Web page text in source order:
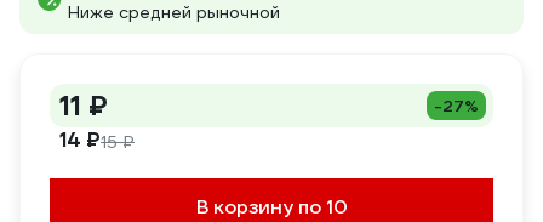
Ниже средней рыночной
11 ₽ -27%
14 ₽15 ₽
В корзину по 10